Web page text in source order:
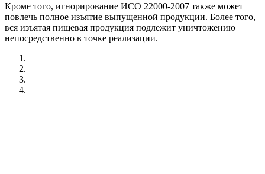
Кроме того, игнорирование ИСО 22000-2007 также может
повлечь полное изъятие выпущенной продукции. Более того,
вся изъятая пищевая продукция подлежит уничтожению
непосредственно в точке реализации.